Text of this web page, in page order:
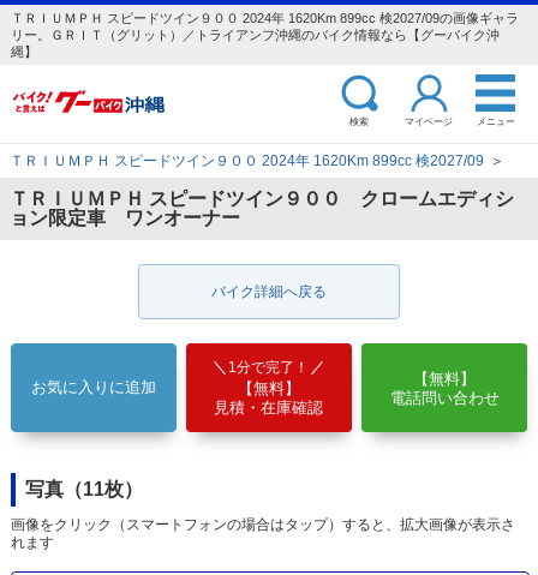
ＴＲＩＵＭＰＨ スピードツイン９００ 2024年 1620Km 899cc 検2027/09の画像ギャラ
リー。ＧＲＩＴ（グリット）／トライアンフ沖縄のバイク情報なら【グーバイク沖
縄】
検索 マイページ メニュー
ＴＲＩＵＭＰＨ スピードツイン９００ 2024年 1620Km 899cc 検2027/09 ＞
ＴＲＩＵＭＰＨ スピードツイン９００ クロームエディシ
ョン限定車 ワンオーナー
バイク詳細へ戻る
お気に入りに追加
1分で完了！
【無料】
見積・在庫確認
【無料】
電話問い合わせ
写真（11枚）
画像をクリック（スマートフォンの場合はタップ）すると、拡大画像が表示さ
れます